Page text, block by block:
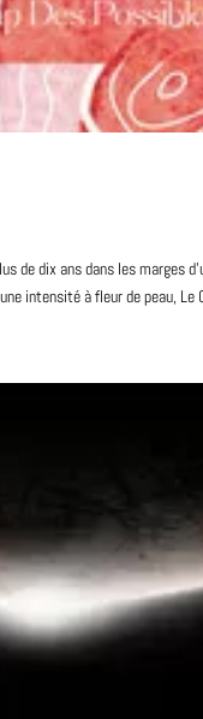
de dix ans dans les marges
intensité à fleur de peau, Le